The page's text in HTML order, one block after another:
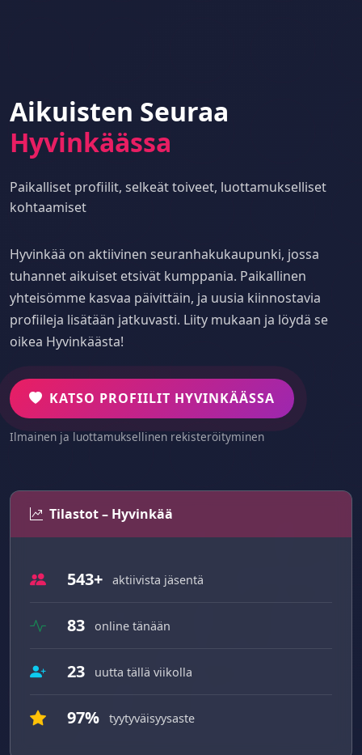
Aikuisten Seuraa
Hyvinkäässa
Paikalliset profiilit, selkeät toiveet, luottamukselliset
kohtaamiset
Hyvinkää on aktiivinen seuranhakukaupunki, jossa
tuhannet aikuiset etsivät kumppania. Paikallinen
yhteisömme kasvaa päivittäin, ja uusia kiinnostavia
profiileja lisätään jatkuvasti. Liity mukaan ja löydä se
oikea Hyvinkäästa!
KATSO PROFIILIT HYVINKÄÄSSA
Ilmainen ja luottamuksellinen rekisteröityminen
Tilastot – Hyvinkää
543+ aktiivista jäsentä
83 online tänään
23 uutta tällä viikolla
97% tyytyväisyysaste